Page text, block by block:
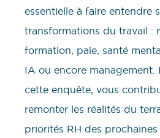
essentielle à faire entendre
transformations du travail :
formation, paie, santé
IA ou encore management.
cette enquête, vous
remonter les réalités du
priorités RH des